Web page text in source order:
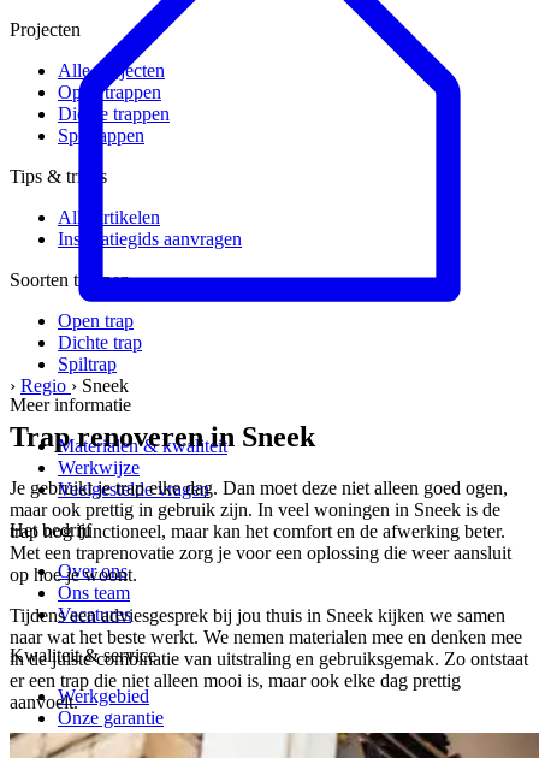
Projecten
Alle projecten
Open trappen
Dichte trappen
Spiltrappen
Tips & tricks
Alle artikelen
Inspiratiegids aanvragen
Soorten trappen
Open trap
Dichte trap
Spiltrap
Meer informatie
Materialen & kwaliteit
Werkwijze
Veelgestelde vragen
Het bedrijf
Over ons
Ons team
Vacatures
Kwaliteit & service
Werkgebied
Onze garantie
Klant werft klant
› Regio › Sneek
Trap renoveren in Sneek
Je gebruikt je trap elke dag. Dan moet deze niet alleen goed ogen,
maar ook prettig in gebruik zijn. In veel woningen in Sneek is de
trap nog functioneel, maar kan het comfort en de afwerking beter.
Met een traprenovatie zorg je voor een oplossing die weer aansluit
op hoe je woont.
Tijdens een adviesgesprek bij jou thuis in Sneek kijken we samen
naar wat het beste werkt. We nemen materialen mee en denken mee
in de juiste combinatie van uitstraling en gebruiksgemak. Zo ontstaat
er een trap die niet alleen mooi is, maar ook elke dag prettig
aanvoelt.